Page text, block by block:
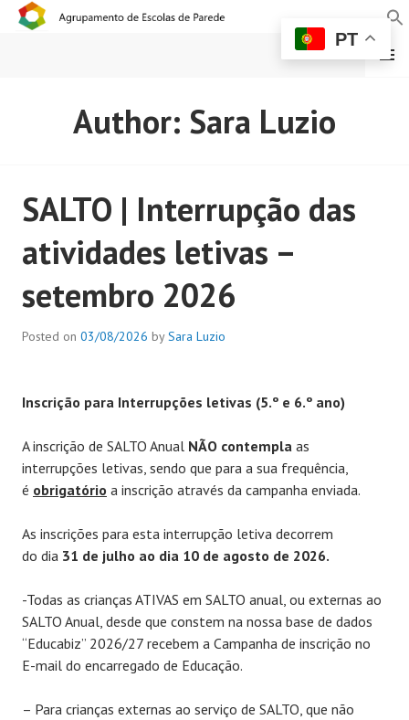
AGRUPAMENTO DE
MENU
Author: Sara Luzio
SALTO | Interrupção das
atividades letivas –
setembro 2026
Posted on 03/08/2026 bySara Luzio
Inscrição para Interrupções letivas (5.º e 6.º ano)
A inscrição de SALTO Anual NÃO contempla as
interrupções letivas, sendo que para a sua frequência,
é obrigatório a inscrição através da campanha enviada.
As inscrições para esta interrupção letiva decorrem
do dia 31 de julho ao dia 10 de agosto de 2026.
-Todas as crianças ATIVAS em SALTO anual, ou externas ao
SALTO Anual, desde que constem na nossa base de dados
“Educabiz” 2026/27 recebem a Campanha de inscrição no
E-mail do encarregado de Educação.
– Para crianças externas ao serviço de SALTO, que não
PT